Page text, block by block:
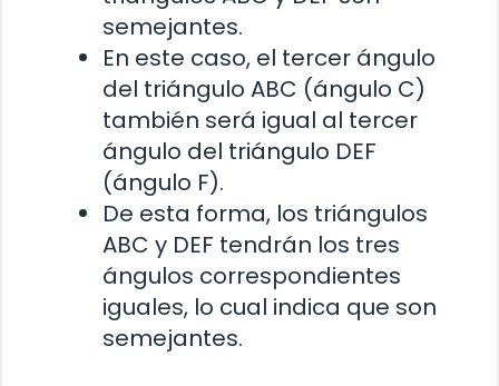
semejantes.
En este caso, el tercer ángulo
del triángulo ABC (ángulo C)
también será igual al tercer
ángulo del triángulo DEF
(ángulo F).
De esta forma, los triángulos
ABC y DEF tendrán los tres
ángulos correspondientes
iguales, lo cual indica que son
semejantes.